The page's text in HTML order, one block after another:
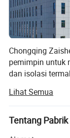
Chongqing
pemimpin untuk
dan isolasi
saham 603601.
Didirikan pada
hampir 30
Lihat Semua
Tentang